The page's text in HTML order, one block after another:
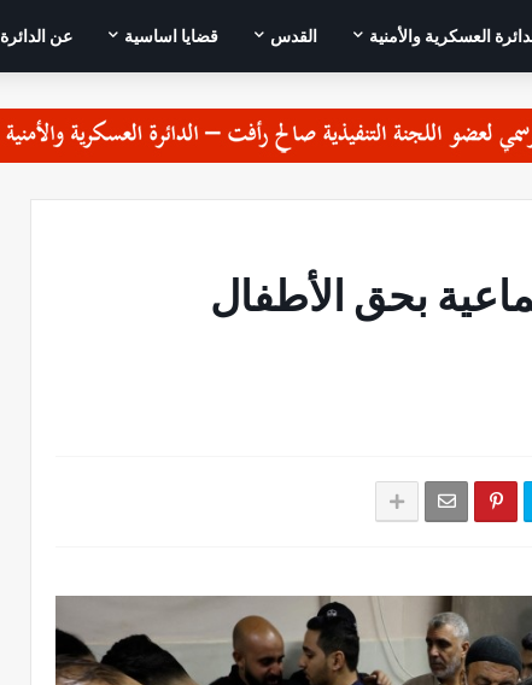
العسكرية والأمنية القدس قضايا اساسية عن الدائرة
بحق الأطفال